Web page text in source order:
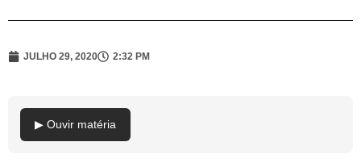
JULHO 29, 2020 2:32 PM
▶ Ouvir matéria